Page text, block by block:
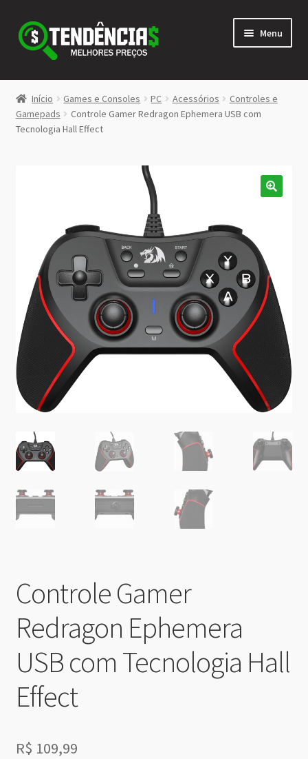
Pular
para
navegação
Pular
para
conteúdo
Menu
LOJA
<>
Início Games e Consoles PC Acessórios
Controles e
Gamepads
Controle Gamer Redragon Ephemera USB com
Tecnologia Hall Effect
Controle Gamer
Redragon Ephemera
USB com Tecnologia Hall
Effect
R$ 109,99